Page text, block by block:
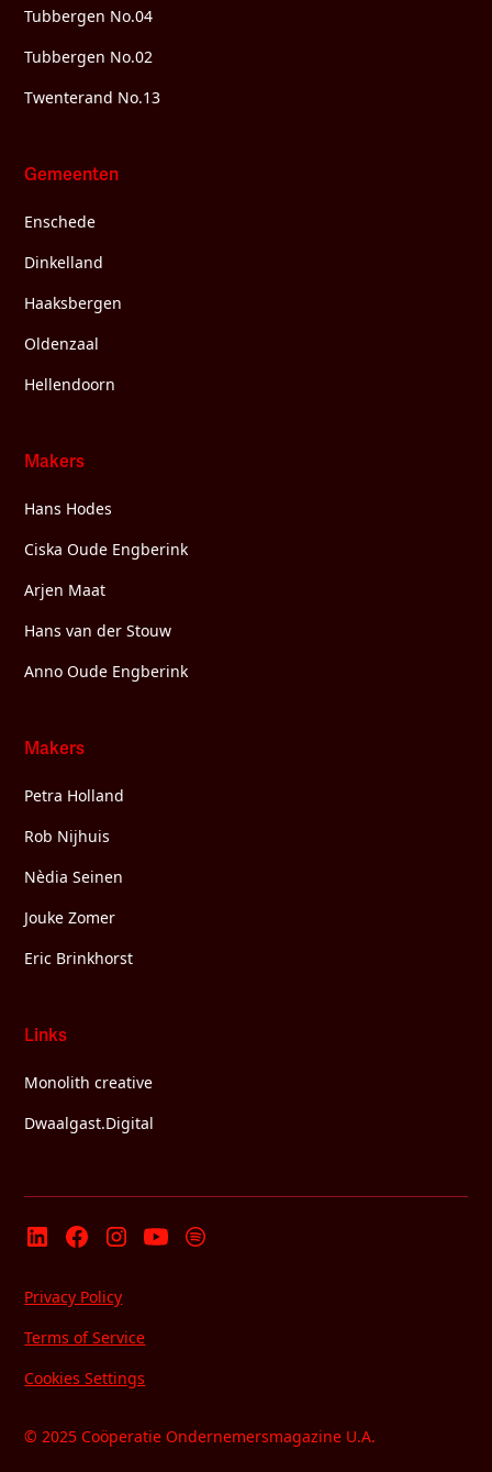
Tubbergen No.04
Tubbergen No.02
Twenterand No.13
Gemeenten
Enschede
Dinkelland
Haaksbergen
Oldenzaal
Hellendoorn
Makers
Hans Hodes
Ciska Oude Engberink
Arjen Maat
Hans van der Stouw
Anno Oude Engberink
Makers
Petra Holland
Rob Nijhuis
Nèdia Seinen
Jouke Zomer
Eric Brinkhorst
Links
Monolith creative
Dwaalgast.Digital
© 2025 Coöperatie Ondernemersmagazine U.A.
Privacy Policy
Terms of Service
Cookies Settings